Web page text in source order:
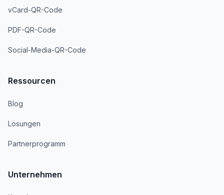
vCard-QR-Code
PDF-QR-Code
Social-Media-QR-Code
Ressourcen
Blog
Lösungen
Partnerprogramm
Unternehmen